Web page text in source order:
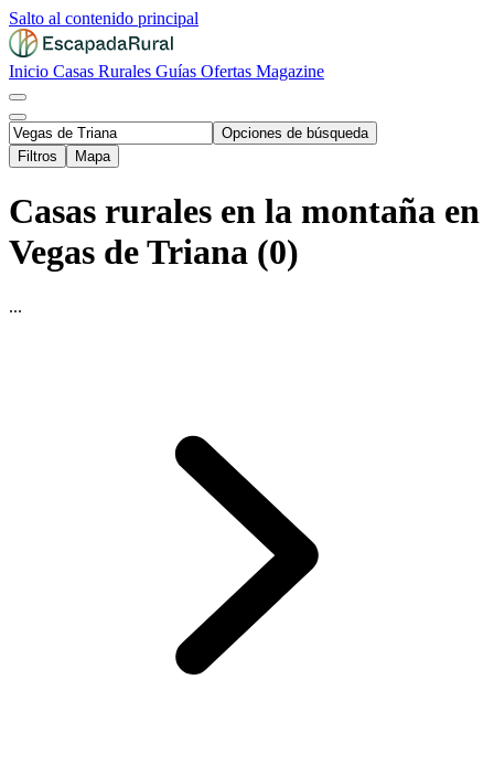
Salto al contenido principal
Inicio Casas Rurales Guías Ofertas Magazine
Opciones de búsqueda
Filtros
Mapa
Casas rurales en la montaña en
Vegas de Triana (0)
...